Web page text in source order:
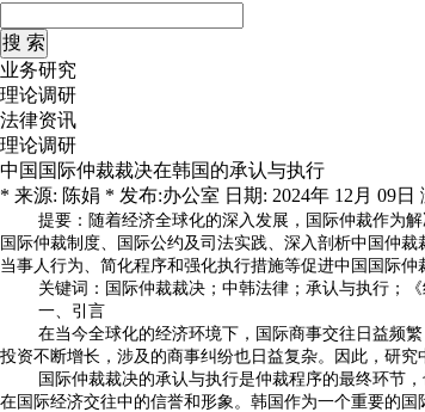
业务研究
理论调研
法律资讯
理论调研
中国国际仲裁裁决在韩国的承认与执行
* 来源: 陈娟 * 发布:办公室 日期: 2024年 12月 09日
提要：随着经济全球化的深入发展，国际仲裁作为
国际仲裁制度、国际公约及司法实践、深入剖析中国仲
当事人行为、简化程序和强化执行措施等促进中国国际
关键词：国际仲裁裁决；中韩法律；承认与执行；《
一、引言
在当今全球化的经济环境下，国际商事交往日益频
投资不断增长，涉及的商事纠纷也日益复杂。因此，研
国际仲裁裁决的承认与执行是仲裁程序的最终环节
在国际经济交往中的信誉和形象。韩国作为一个重要的